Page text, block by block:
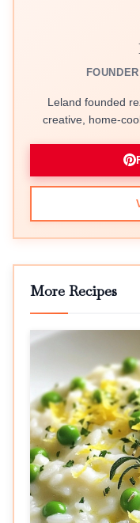
Leland founded
creative, home-
More Recipes